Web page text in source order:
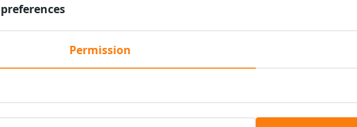
Vorteile für Besucher des Koningsdag:
Permission